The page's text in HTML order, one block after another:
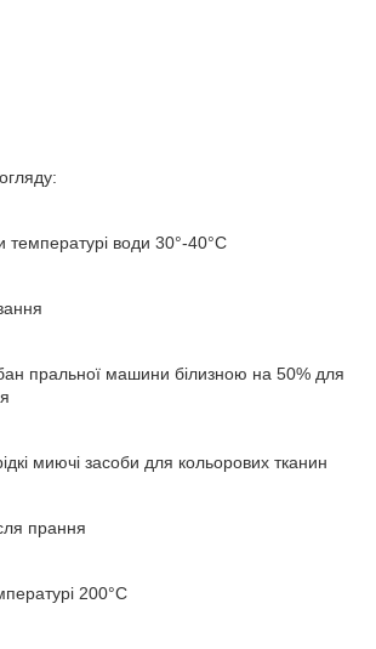
води 30°-40°C
пральної машини білизною на 50% для
миючі засоби для кольорових тканин
прання
200°С